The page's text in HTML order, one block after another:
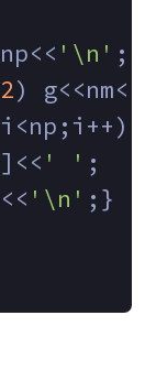
'\n' ;
2) g<<nm<<
' ' ;
'\n' ;}